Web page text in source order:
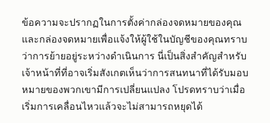
ข้อความจะปรากฏในการตั้งค่ากล่องจดหมายของคุณ
และกล่องจดหมายเพื่อแจ้งให้ผู้ใช้ในบัญชีของคุณทราบ
ว่าการย้ายอยู่ระหว่างดำเนินการ นี่เป็นสิ่งสำคัญสำหรับ
เจ้าหน้าที่ที่อาจเริ่มสังเกตเห็นว่าการสนทนาที่ได้รับมอบ
หมายของพวกเขามีการเปลี่ยนแปลง โปรดทราบว่าเมื่อ
เริ่มการเคลื่อนไหวแล้วจะไม่สามารถหยุดได้